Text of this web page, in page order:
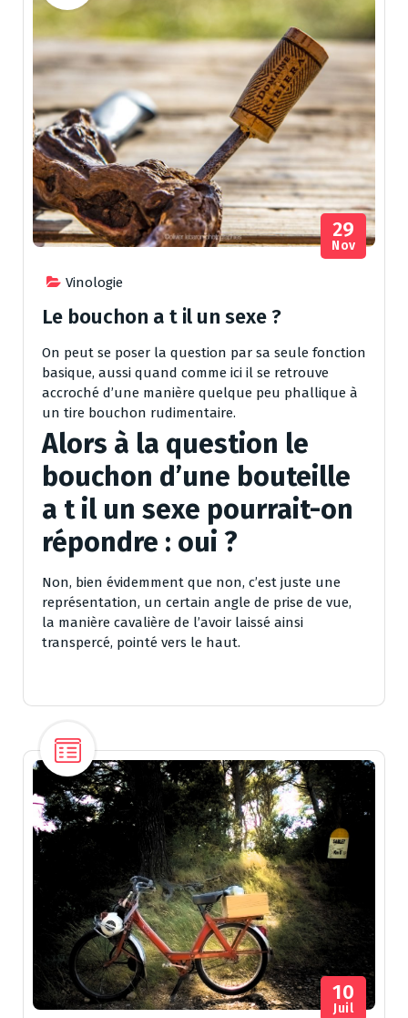
Vinologie
29
Nov
Le bouchon a t il un sexe ?
On peut se poser la question par sa seule fonction
basique, aussi quand comme ici il se retrouve
accroché d’une manière quelque peu phallique à
un tire bouchon rudimentaire.
Alors à la question le
bouchon d’une bouteille
a t il un sexe pourrait-on
répondre : oui ?
Non, bien évidemment que non, c’est juste une
représentation, un certain angle de prise de vue,
la manière cavalière de l’avoir laissé ainsi
transpercé, pointé vers le haut.
10
Juil